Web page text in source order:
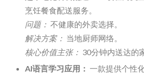
烹饪餐食配送服务。
问题： 不健康的外卖选择。
解决方案： 当地厨师网络。
核心价值主张： 30分钟内送达的
AI语言学习应用： 一款提供个性